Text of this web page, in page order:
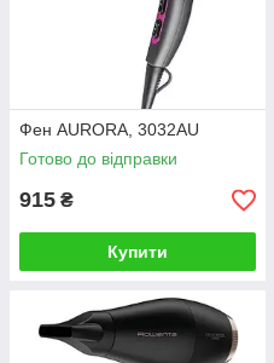
Фен AURORA, 3032AU
Готово до відправки
915 ₴
Купити